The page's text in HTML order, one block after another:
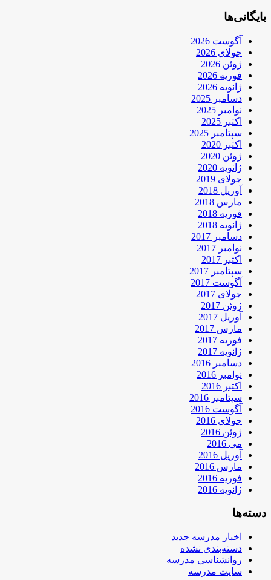
بایگانی‌ها
آگوست 2026
جولای 2026
ژوئن 2026
فوریه 2026
ژانویه 2026
دسامبر 2025
نوامبر 2025
اکتبر 2025
سپتامبر 2025
اکتبر 2020
ژوئن 2020
ژانویه 2020
جولای 2019
آوریل 2018
مارس 2018
فوریه 2018
ژانویه 2018
دسامبر 2017
نوامبر 2017
اکتبر 2017
سپتامبر 2017
آگوست 2017
جولای 2017
ژوئن 2017
آوریل 2017
مارس 2017
فوریه 2017
ژانویه 2017
دسامبر 2016
نوامبر 2016
اکتبر 2016
سپتامبر 2016
آگوست 2016
جولای 2016
ژوئن 2016
می 2016
آوریل 2016
مارس 2016
فوریه 2016
ژانویه 2016
دسته‌ها
اخبار مدرسه جدید
دسته‌بندی نشده
روانشناسی مدرسه
سایت مدرسه